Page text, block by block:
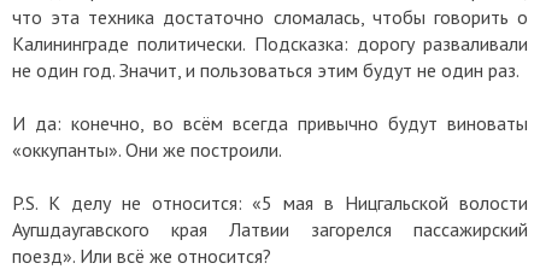
что эта техника достаточно сломалась, чтобы говорить о
Калининграде политически. Подсказка: дорогу разваливали
не один год. Значит, и пользоваться этим будут не один раз.
И да: конечно, во всём всегда привычно будут виноваты
«оккупанты». Они же построили.
P.S. К делу не относится: «5 мая в Ницгальской волости
Аугшдаугавского края Латвии загорелся пассажирский
поезд». Или всё же относится?